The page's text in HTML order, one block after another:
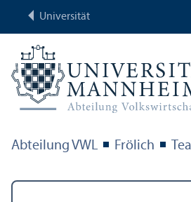
Universität
Abteilung VWL Frölich